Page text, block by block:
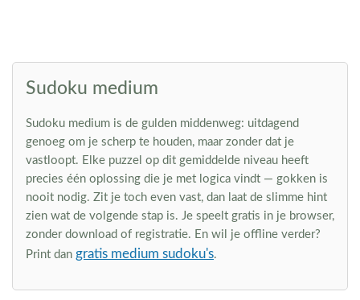
Sudoku medium
Sudoku medium is de gulden middenweg: uitdagend
genoeg om je scherp te houden, maar zonder dat je
vastloopt. Elke puzzel op dit gemiddelde niveau heeft
precies één oplossing die je met logica vindt — gokken is
nooit nodig. Zit je toch even vast, dan laat de slimme hint
zien wat de volgende stap is. Je speelt gratis in je browser,
zonder download of registratie. En wil je offline verder?
Print dan gratis medium sudoku's.